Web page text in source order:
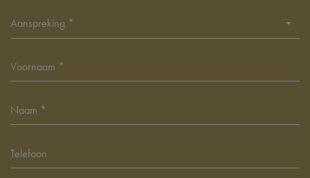
Aanspreking *